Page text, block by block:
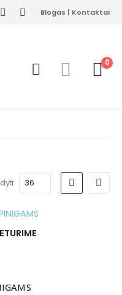
Blogas | Kontaktai
0